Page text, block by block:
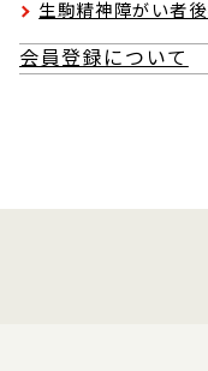
生駒精神障がい者
会員登録について